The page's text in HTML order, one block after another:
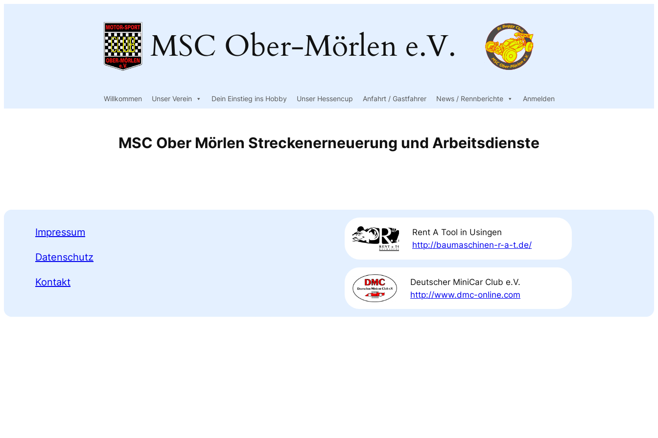
MSC Ober-Mörlen e.V.
Willkommen Unser Verein Dein Einstieg ins Hobby Unser Hessencup Anfahrt / Gastfahrer News / Rennberichte Anmelden
MSC Ober Mörlen Streckenerneuerung und Arbeitsdienste
Impressum
Datenschutz
Kontakt
Rent A Tool in Usingen
http://baumaschinen-r-a-t.de/
Deutscher MiniCar Club e.V.
http://www.dmc-online.com